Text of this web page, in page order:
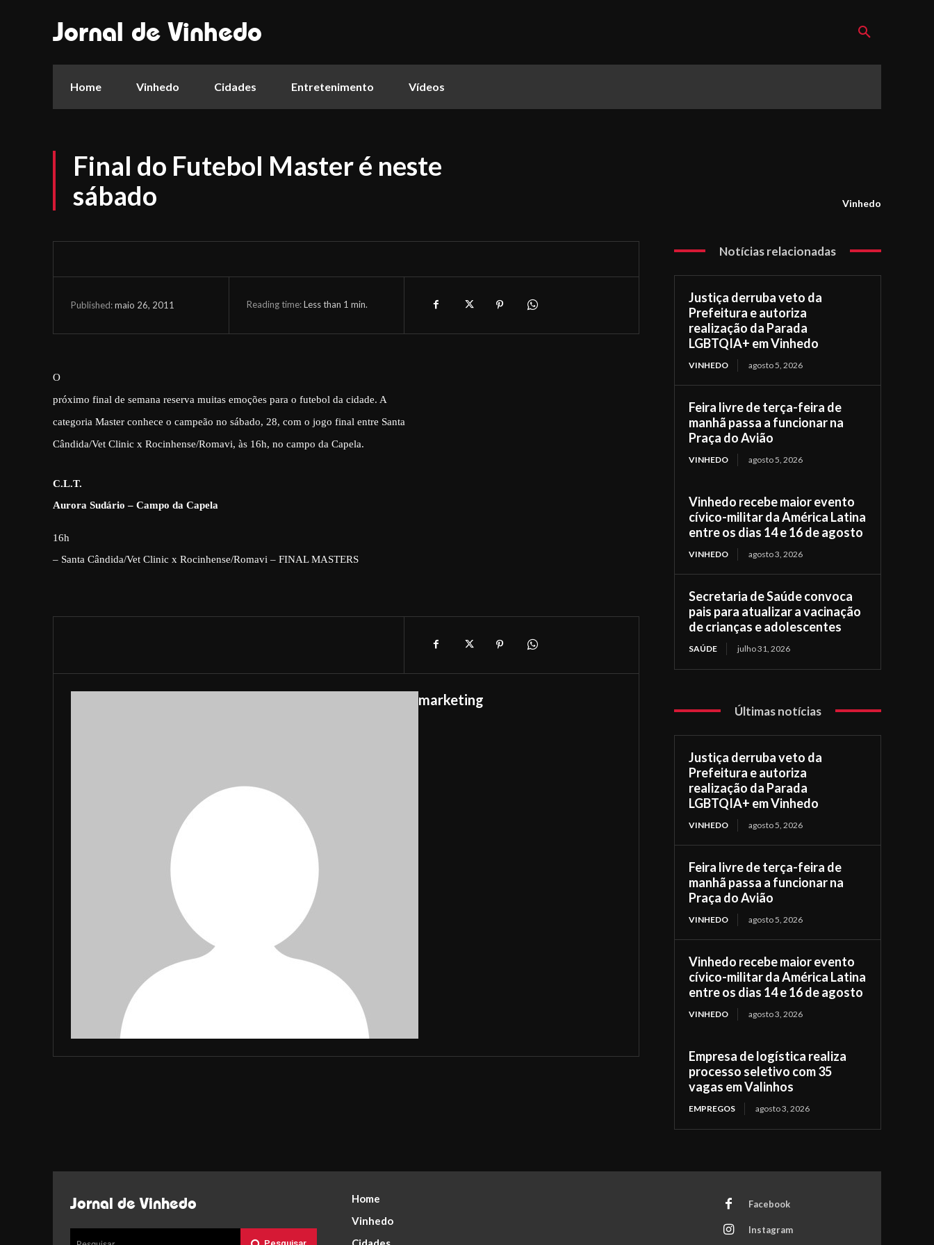
Jornal de Vinhedo
Home Vinhedo Cidades Entretenimento Vídeos
Final do Futebol Master é neste
sábado
Vinhedo
Published:maio 26, 2011 Reading time:Less than 1 min.
O
próximo final de semana reserva muitas emoções para o futebol da cidade. A
categoria Master conhece o campeão no sábado, 28, com o jogo final entre Santa
Cândida/Vet Clinic x Rocinhense/Romavi, às 16h, no campo da Capela.
C.L.T.
Aurora Sudário – Campo da Capela
16h
– Santa Cândida/Vet Clinic x Rocinhense/Romavi – FINAL MASTERS
marketing
Notícias relacionadas
Justiça derruba veto da
Prefeitura e autoriza
realização da Parada
LGBTQIA+ em Vinhedo
VINHEDO agosto 5, 2026
Feira livre de terça-feira de
manhã passa a funcionar na
Praça do Avião
VINHEDO agosto 5, 2026
Vinhedo recebe maior evento
cívico-militar da América Latina
entre os dias 14 e 16 de agosto
VINHEDO agosto 3, 2026
Secretaria de Saúde convoca
pais para atualizar a vacinação
de crianças e adolescentes
SAÚDE julho 31, 2026
Últimas notícias
Justiça derruba veto da
Prefeitura e autoriza
realização da Parada
LGBTQIA+ em Vinhedo
VINHEDO agosto 5, 2026
Feira livre de terça-feira de
manhã passa a funcionar na
Praça do Avião
VINHEDO agosto 5, 2026
Vinhedo recebe maior evento
cívico-militar da América Latina
entre os dias 14 e 16 de agosto
VINHEDO agosto 3, 2026
Empresa de logística realiza
processo seletivo com 35
vagas em Valinhos
EMPREGOS agosto 3, 2026
Jornal de Vinhedo
Home
Vinhedo
Facebook
Instagram